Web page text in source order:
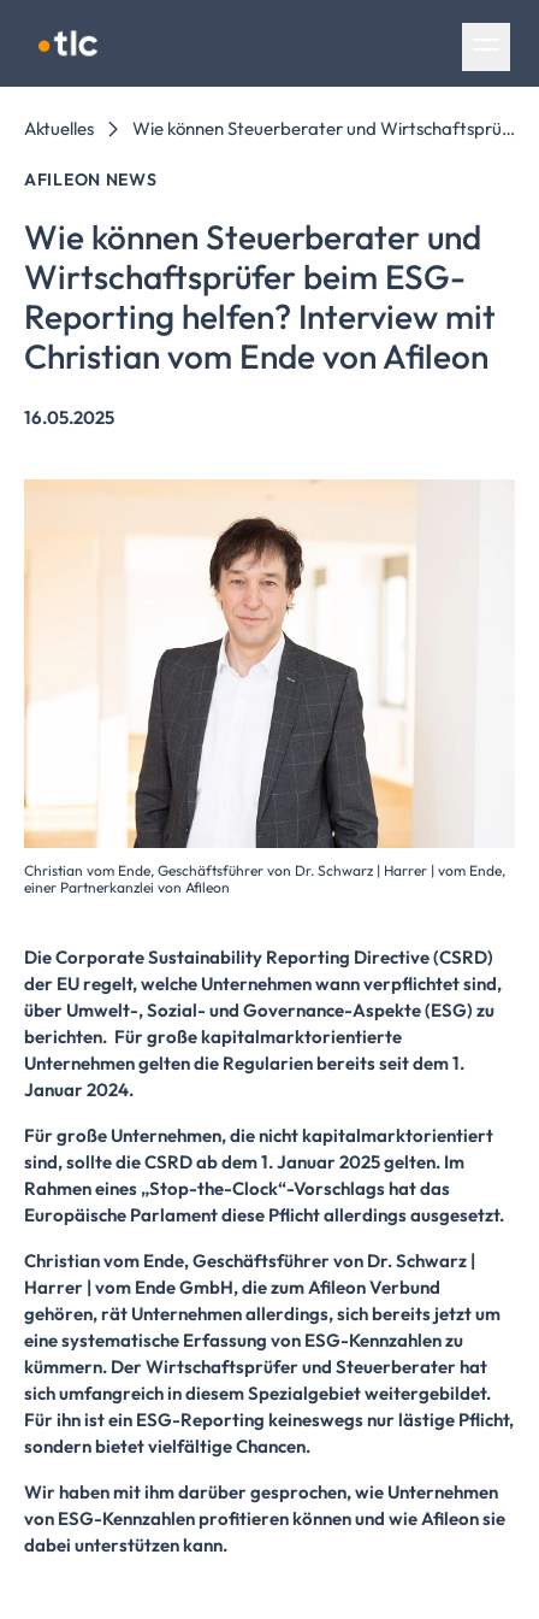
Navigation überspringen
Aktuelles Wie können Steuerberater und Wirtschaftsprüfer beim ESG-Reporting helfen? Interview mit Christian vom Ende von Afileon
AFILEON NEWS
Wie können Steuerberater und
Wirtschaftsprüfer beim ESG-
Reporting helfen? Interview mit
Christian vom Ende von Afileon
16.05.2025
Christian vom Ende, Geschäftsführer von Dr. Schwarz | Harrer | vom Ende,
einer Partnerkanzlei von Afileon
Die Corporate Sustainability Reporting Directive (CSRD)
der EU regelt, welche Unternehmen wann verpflichtet sind,
über Umwelt-, Sozial- und Governance-Aspekte (ESG) zu
berichten. Für große kapitalmarktorientierte
Unternehmen gelten die Regularien bereits seit dem 1.
Januar 2024.
Für große Unternehmen, die nicht kapitalmarktorientiert
sind, sollte die CSRD ab dem 1. Januar 2025 gelten. Im
Rahmen eines „Stop-the-Clock“-Vorschlags hat das
Europäische Parlament diese Pflicht allerdings ausgesetzt.
Christian vom Ende, Geschäftsführer von Dr. Schwarz |
Harrer | vom Ende GmbH, die zum Afileon Verbund
gehören, rät Unternehmen allerdings, sich bereits jetzt um
eine systematische Erfassung von ESG-Kennzahlen zu
kümmern. Der Wirtschaftsprüfer und Steuerberater hat
sich umfangreich in diesem Spezialgebiet weitergebildet.
Für ihn ist ein ESG-Reporting keineswegs nur lästige Pflicht,
sondern bietet vielfältige Chancen.
Wir haben mit ihm darüber gesprochen, wie Unternehmen
von ESG-Kennzahlen profitieren können und wie Afileon sie
dabei unterstützen kann.